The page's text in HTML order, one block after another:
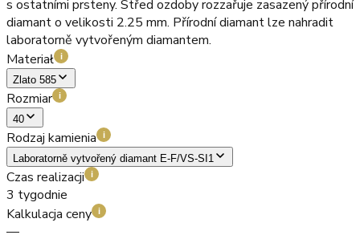
s ostatními prsteny. Střed ozdoby rozzařuje zasazený přírodní
diamant o velikosti 2.25 mm. Přírodní diamant lze nahradit
laboratorně vytvořeným diamantem.
Materiał
i
Zlato 585
Rozmiar i
40
Rodzaj kamienia i
Laboratorně vytvořený diamant E-F/VS-SI1
Czas realizacji i
3 tygodnie
Kalkulacja ceny
i
—